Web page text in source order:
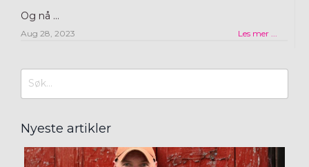
Og nå ...
Aug 28, 2023 Les mer ...
Nyeste artikler